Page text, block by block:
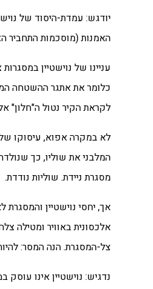
יודגש: עמדת-היסוד של
האמנות (מוסכמות התחביר
עניינו של נוישטיין
כלומר את אתגר ההשטחה
לקראת הקיר נטול ה"חלון"
המלבני את שוליו, כך
מסגרת ניידת. שוליות נודדת.
אלכסונית באוויר ומטילה
צל-המסגרת. הנה המסר:
נדגיש: נוישטיין אינו עוסק